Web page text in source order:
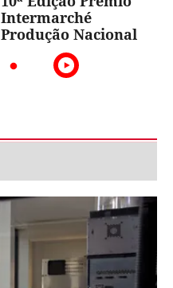
Intermarché
Produção Nacional